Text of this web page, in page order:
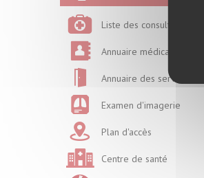
Liste des consultations
Annuaire médical
Annuaire des services
Examen d'imagerie
Plan d'accès
Centre de santé